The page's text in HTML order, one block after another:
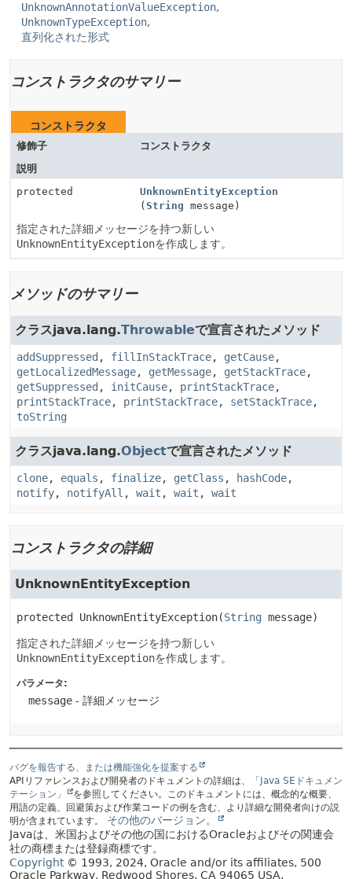
UnknownAnnotationValueException
UnknownTypeException
直列化された形式
コンストラクタのサマリー
コンストラクタ
修飾子
コンストラクタ
説明
protected
UnknownEntityException
( String message)
指定された詳細メッセージを持つ新しい
UnknownEntityExceptionを作成します。
メソッドのサマリー
クラスjava.lang.Throwableで宣言されたメソッド
addSuppressed , fillInStackTrace, getCause,
getLocalizedMessage, getMessage, getStackTrace,
getSuppressed , initCause, printStackTrace,
printStackTrace, printStackTrace, setStackTrace,
toString
クラスjava.lang.Objectで宣言されたメソッド
clone, equals , finalize, getClass , hashCode,
notify, notifyAll , wait , wait , wait
コンストラクタの詳細
UnknownEntityException
protected UnknownEntityException(String message)
指定された詳細メッセージを持つ新しい
UnknownEntityExceptionを作成します。
パラメータ:
message - 詳細メッセージ
バグを報告する、または機能強化を提案する
APIリファレンスおよび開発者のドキュメントの詳細は、
「Java SEドキュメン
テーション」
を参照してください。このドキュメントには、概念的な概要、
用語の定義、回避策および作業コードの例を含む、より詳細な開発者向けの説
明が含まれています。
その他のバージョン。
Javaは、米国およびその他の国におけるOracleおよびその関連会
社の商標または登録商標です。
Copyright© 1993, 2024, Oracle and/or its affiliates, 500
Oracle Parkway, Redwood Shores, CA 94065 USA.